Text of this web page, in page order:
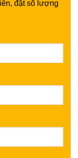
đặt số lượng